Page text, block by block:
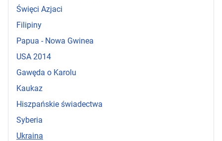
Święci Azjaci
Filipiny
Papua - Nowa Gwinea
USA 2014
Gawęda o Karolu
Kaukaz
Hiszpańskie świadectwa
Syberia
Ukraina